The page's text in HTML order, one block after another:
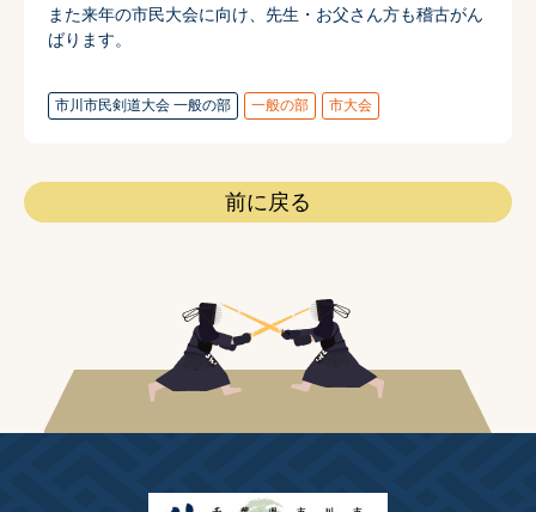
また来年の市民大会に向け、先生・お父さん方も稽古がん
ばります。
市川市民剣道大会 一般の部 一般の部 市大会
前に戻る